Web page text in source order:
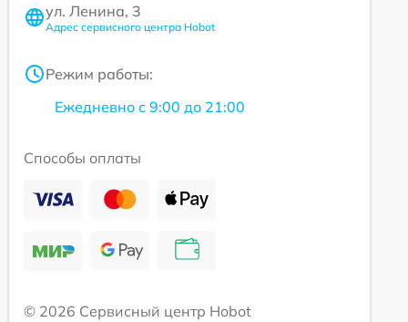
ул. Ленина, 3
Адрес сервисного центра Hobot
Режим работы:
Ежедневно с 9:00 до 21:00
Способы оплаты
© 2026 Сервисный центр Hobot